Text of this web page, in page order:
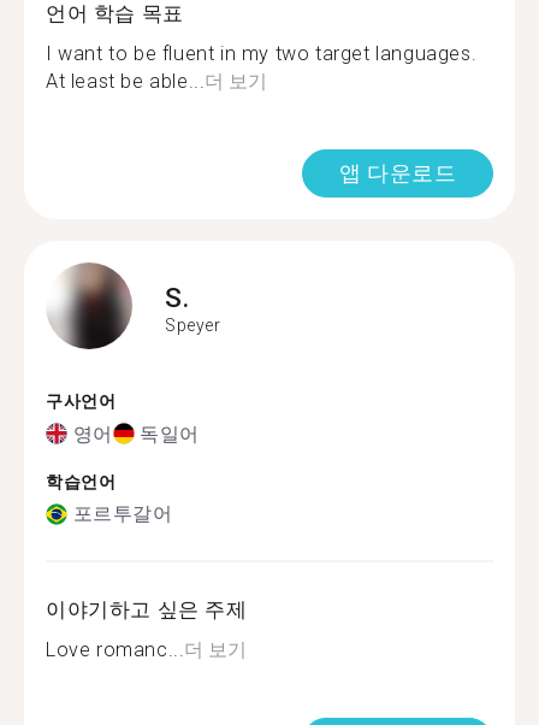
언어 학습 목표
I want to be fluent in my two target languages.
At least be able...더 보기
앱 다운로드
S.
Speyer
구사언어
영어 독일어
학습언어
포르투갈어
이야기하고 싶은 주제
Love romanc...더 보기